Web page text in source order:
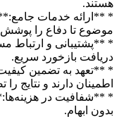
هستند.
* **ارائه خدمات جامع:**
موضوع تا دفاع را
* **پشتیبانی و ارتباط
دریافت بازخورد سریع.
* **تعهد به تضمین
اطمینان دارند و نتایج
* **شفافیت در
بدون ابهام.